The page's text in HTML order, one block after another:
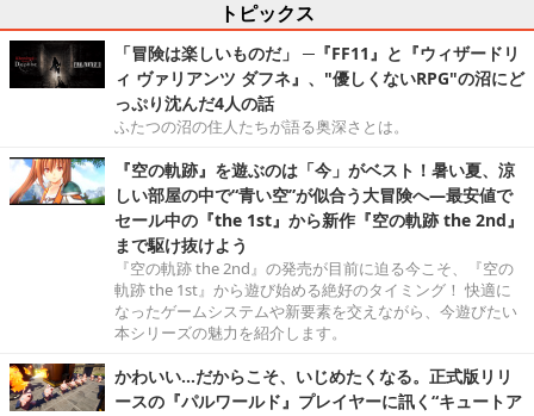
トピックス
「冒険は楽しいものだ」 ─『FF11』と『ウィザードリ
ィ ヴァリアンツ ダフネ』、"優しくないRPG"の沼にど
っぷり沈んだ4人の話
ふたつの沼の住人たちが語る奥深さとは。
『空の軌跡』を遊ぶのは「今」がベスト！暑い夏、涼
しい部屋の中で“青い空”が似合う大冒険へ―最安値で
セール中の『the 1st』から新作『空の軌跡 the 2nd』
まで駆け抜けよう
『空の軌跡 the 2nd』の発売が目前に迫る今こそ、『空の
軌跡 the 1st』から遊び始める絶好のタイミング！ 快適に
なったゲームシステムや新要素を交えながら、今遊びたい
本シリーズの魅力を紹介します。
かわいい…だからこそ、いじめたくなる。正式版リリ
ースの『パルワールド』プレイヤーに訊く“キュートア